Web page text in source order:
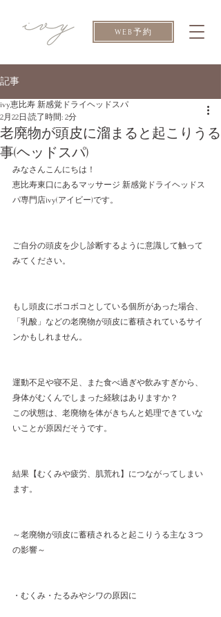
WEB予約
記事
老廃物が頭皮に溜まると起こりうる
事(ヘッドスパ)
ivy恵比寿 新感覚ドライヘッドスパ
2月22日 読了時間: 2分
みなさんこんにちは！
恵比寿東口にあるマッサージ 新感覚ドライヘッドス
パ専門店ivy(アイビー)です。
ご自分の頭皮を少し診断するように意識して触って
みてください。
もし頭皮にボコボコとしている個所があった場合、
「乳酸」などの老廃物が頭皮に蓄積されているサイ
ンかもしれません。
運動不足や寝不足、また食べ過ぎや飲みすぎから、
身体がむくんでしまった経験はありますか？
この状態は、老廃物を体がきちんと処理できていな
いことが原因だそうです。
結果【むくみや疲労、肌荒れ】につながってしまい
ます。
～老廃物が頭皮に蓄積されると起こりうる主な３つ
の影響～
・むくみ・たるみやシワの原因に